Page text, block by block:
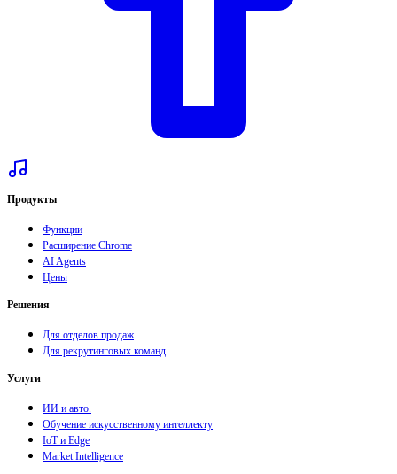
Продукты
Функции
Расширение Chrome
AI Agents
Цены
Решения
Для отделов продаж
Для рекрутинговых команд
Услуги
ИИ и авто.
Обучение искусственному интеллекту
IoT и Edge
Market Intelligence